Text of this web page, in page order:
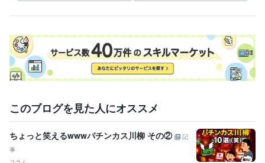
このブログを見た人にオススメ
ちょっと笑えるwwwパチンカス川柳 その②
記
事